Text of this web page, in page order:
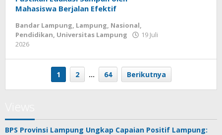
Mahasiswa Berjalan Efektif
Bandar Lampung, Lampung, Nasional,
Pendidikan, Universitas Lampung
19 Juli
2026
1 2 … 64 Berikutnya
BPS Provinsi Lampung Ungkap Capaian Positif Lampung: